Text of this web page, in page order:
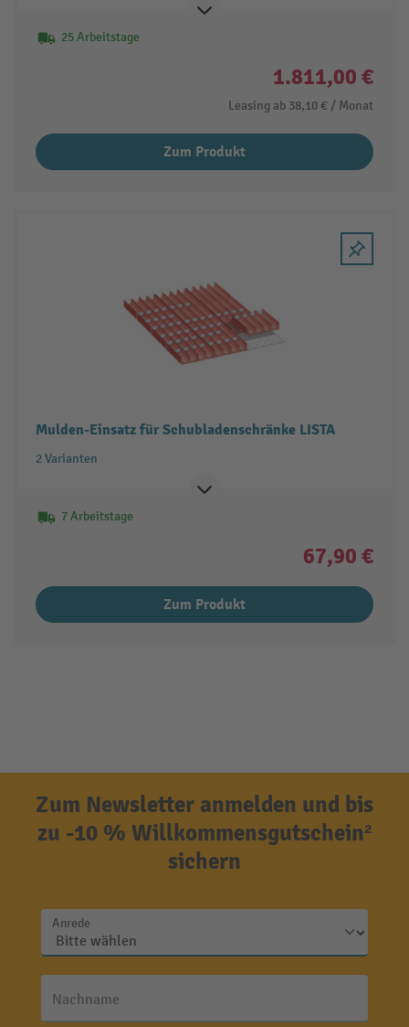
25 Arbeitstage
1.811,00 €
Leasing ab 38,10 € / Monat
Zum Produkt
Mulden-Einsatz für Schubladenschränke LISTA
2 Varianten
7 Arbeitstage
67,90 €
Zum Produkt
Zum Newsletter anmelden und bis
zu -10 % Willkommensgutschein²
sichern
Anrede
Nachname